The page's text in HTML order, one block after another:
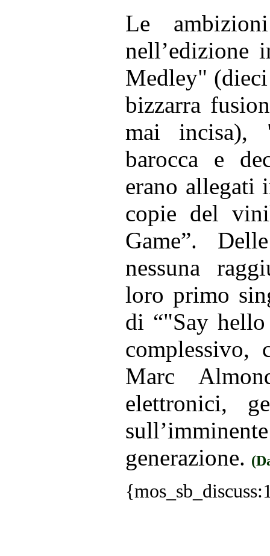
Le
nell’edizione
Medley"
bizzarra
mai incisa),
barocca e
erano
copie del
Game”.
nessuna
loro primo
di “"Say
complessivo,
Marc
elettronici,
generazione.